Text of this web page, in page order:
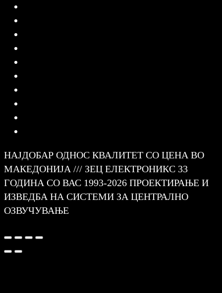
НАЈДОБАР ОДНОС КВАЛИТЕТ СО ЦЕНА ВО
МАКЕДОНИЈА /// ЗЕЦ ЕЛЕКТРОНИКС 33
ГОДИНА СО ВАС 1993-2026 ПРОЕКТИРАЊЕ И
ИЗВЕДБА НА СИСТЕМИ ЗА ЦЕНТРАЛНО
ОЗВУЧУВАЊЕ